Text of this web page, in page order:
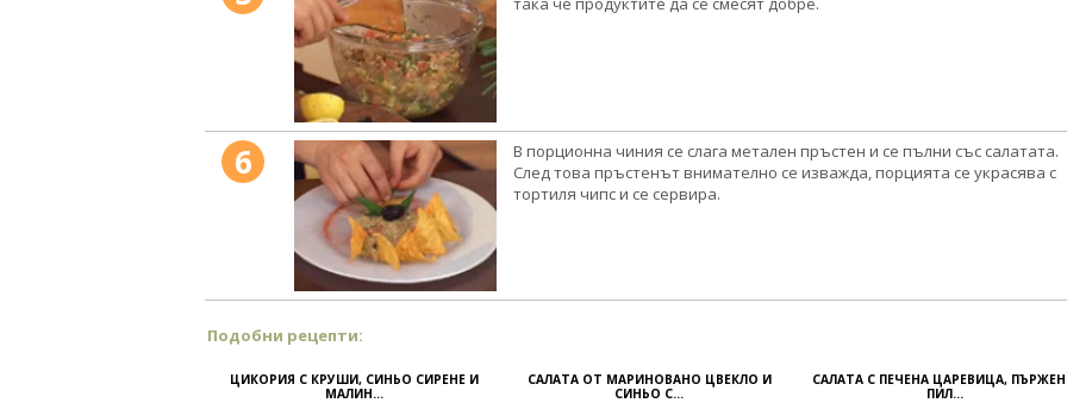
6
В порционна чиния се слага метален пръстен и се пълни със салатата.
След това пръстенът внимателно се изважда, порцията се украсява с
тортиля чипс и се сервира.
Подобни рецепти:
ЦИКОРИЯ С КРУШИ, СИНЬО СИРЕНЕ И
МАЛИН...
САЛАТА ОТ МАРИНОВАНО ЦВЕКЛО И
СИНЬО С...
САЛАТА С ПЕЧЕНА ЦАРЕВИЦА,
ПИЛ...